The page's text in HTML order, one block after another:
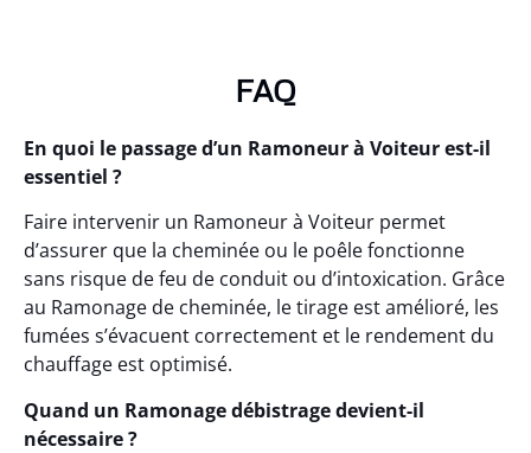
FAQ
En quoi le passage d’un Ramoneur à Voiteur est-il
essentiel ?
Faire intervenir un Ramoneur à Voiteur permet
d’assurer que la cheminée ou le poêle fonctionne
sans risque de feu de conduit ou d’intoxication. Grâce
au Ramonage de cheminée, le tirage est amélioré, les
fumées s’évacuent correctement et le rendement du
chauffage est optimisé.
Quand un Ramonage débistrage devient-il
nécessaire ?